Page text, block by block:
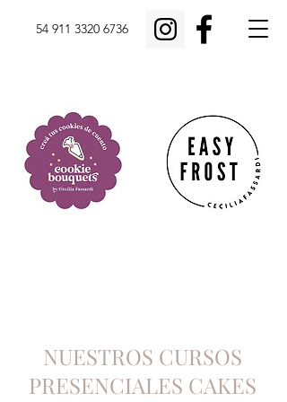
54 911 3320 6736
NUESTROS CURSOS
PRESENCIALES CAKES